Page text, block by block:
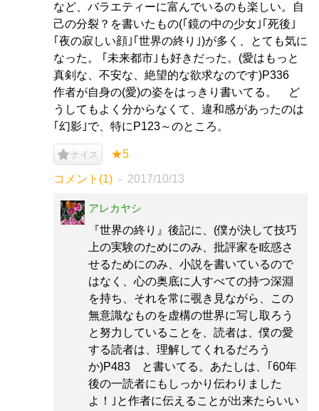
など、バラエティーに富んでいるのも楽しい。自
己の分裂？を書いたもの(｢鏡の中の少女｣｢死後｣
｢夜の寂しい顔｣｢世界の終り｣)が多く、とても気に
なった。 ｢未来都市｣も好きだった。(愛はもっと
真剣な、不安な、絶望的な欲求なのです)P336
作者が自身の(愛)の姿をはっきり書いてる。 ど
うしてもよく分からなくて、違和感があったのは
｢幻影｣で、特にP123～のところ。
ナイス ★5
コメント(1) 2017/10/13
アレカヤシ
『世界の終り』後記に、(僕が決して技巧
上の実験のためにのみ、批評家を眩惑さ
せるためにのみ、小説を書いているので
はなく、心の奥底に人すべての持つ深淵
を持ち、それを常に覗き見ながら、この
無意識なものを虚構の世界に写し取ろう
と努力していることを、読者は、僕の愛
する読者は、理解してくれるだろう
か)P483 と書いてる。あたしは、｢60年
後の一読者にもしっかり伝わりました
よ！｣と作者に伝えることが出来たらいい